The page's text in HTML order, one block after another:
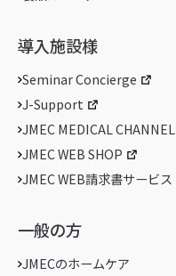
導入施設様
Seminar Concierge
J-Support
JMEC MEDICAL CHANNEL
JMEC WEB SHOP
JMEC WEB請求書サービス
一般の方
JMECのホームケア